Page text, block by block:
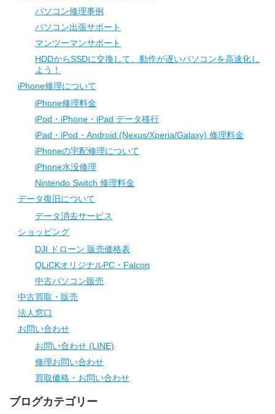
パソコン修理事例
パソコン出張サポート
マンツーマンサポート
HDDからSSDに交換して、動作が遅いパソコンを高速化し
よう！
iPhone修理について
iPhone修理料金
iPod・iPhone・iPad データ移行
iPad・iPod・Android (Nexus/Xperia/Galaxy) 修理料金
iPhoneの宅配修理について
iPhone水没修理
Nintendo Switch 修理料金
データ復旧について
データ消去サービス
ショッピング
DJI ドローン 販売価格表
QLiCKオリジナルPC・Falcon
中古パソコン販売
中古買取・販売
法人窓口
お問い合わせ
お問い合わせ (LINE)
修理お問い合わせ
買取価格・お問い合わせ
ブログカテゴリー